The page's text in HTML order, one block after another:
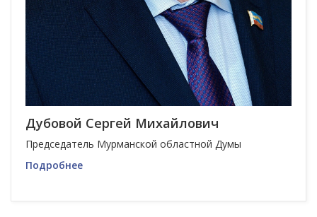
Дубовой Сергей Михайлович
Председатель Мурманской областной Думы
Подробнее